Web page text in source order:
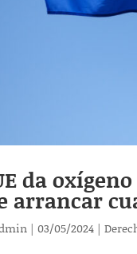
da
arrancar
|03/05/2024 |